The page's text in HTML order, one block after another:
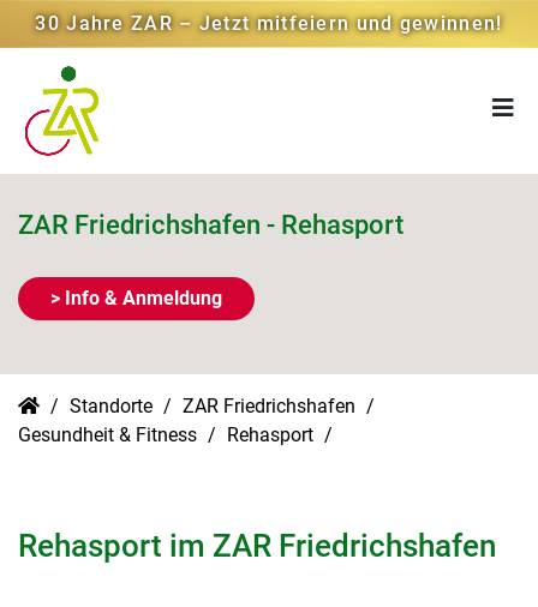
30 Jahre ZAR – Jetzt mitfeiern und gewinnen!
ZAR Friedrichshafen - Rehasport
> Info & Anmeldung
Standorte
ZAR Friedrichshafen
Gesundheit & Fitness
Rehasport
Rehasport im ZAR Friedrichshafen